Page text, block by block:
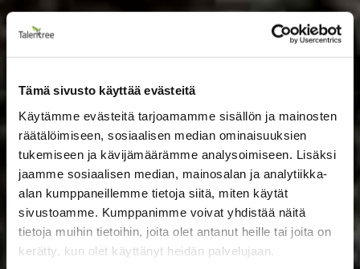
Tämä sivusto käyttää evästeitä
Käytämme evästeitä tarjoamamme sisällön ja mainosten
räätälöimiseen, sosiaalisen median ominaisuuksien
tukemiseen ja kävijämäärämme analysoimiseen. Lisäksi
jaamme sosiaalisen median, mainosalan ja analytiikka-
alan kumppaneillemme tietoja siitä, miten käytät
sivustoamme. Kumppanimme voivat yhdistää näitä
tietoja muihin tietoihin, joita olet antanut heille tai joita on
kerätty, kun olet käyttänyt heidän palvelujaan.